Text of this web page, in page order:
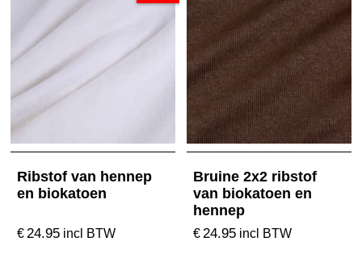
Ribstof van hennep
en biokatoen
€24.95 incl BTW
Bruine 2x2 ribstof
van biokatoen en
hennep
€24.95 incl BTW